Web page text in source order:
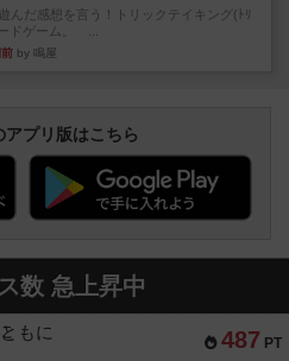
んだ感想を言う！トリックテイキング(ﾄﾘ
ドゲーム。 ...
by 鳴屋
アプリ版はこちら
数 急上昇中
487 PT
もに